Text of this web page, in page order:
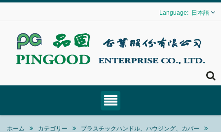
日本語
ホーム カテゴリー
プラスチックハンドル、ハウジング、カバー